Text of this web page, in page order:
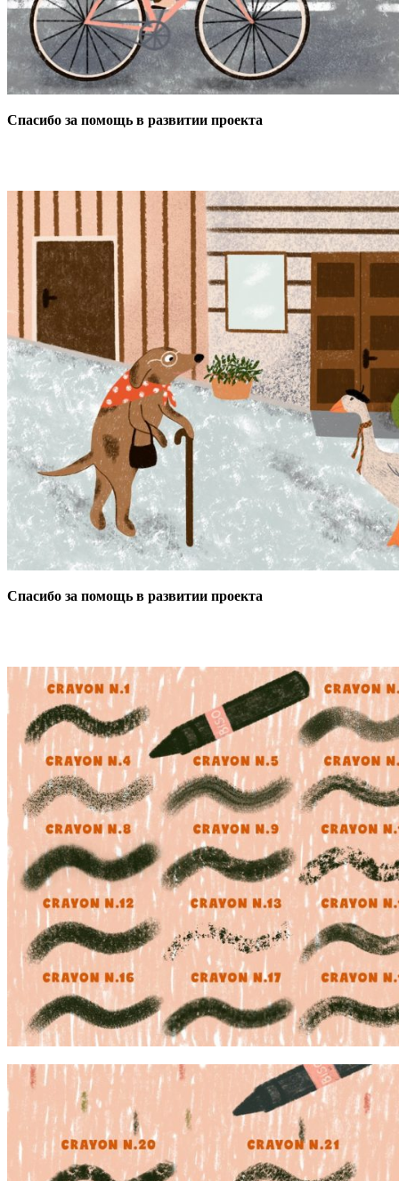
Спасибо за помощь в развитии проекта
Спасибо за помощь в развитии проекта